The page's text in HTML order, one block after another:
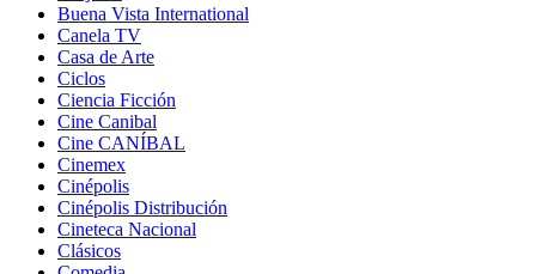
Buena Vista International
Canela TV
Casa de Arte
Ciclos
Ciencia Ficción
Cine Canibal
Cine CANÍBAL
Cinemex
Cinépolis
Cinépolis Distribución
Cineteca Nacional
Clásicos